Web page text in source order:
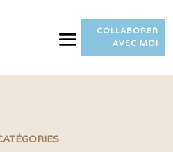
COLLABORER
AVEC MOI